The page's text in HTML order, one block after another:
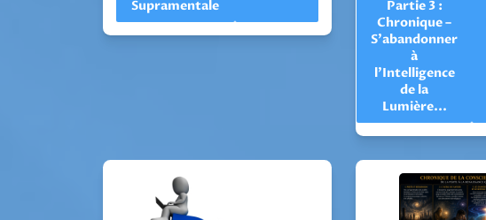
Supramentale
Partie 3 :
Chronique –
S'abandonner
à
l'Intelligence
de la
Lumière...